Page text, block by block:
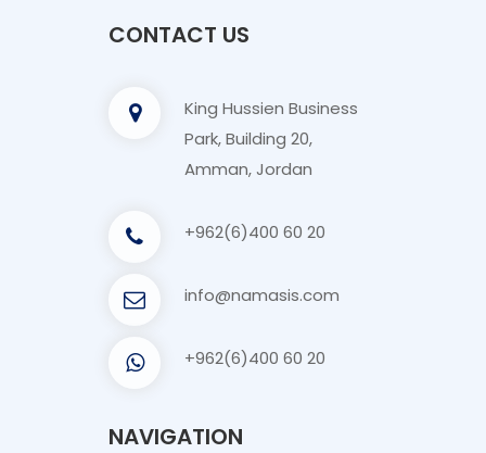
CONTACT US
King Hussien Business
Park, Building 20,
Amman, Jordan
+962(6)400 60 20
info@namasis.com
+962(6)400 60 20
NAVIGATION